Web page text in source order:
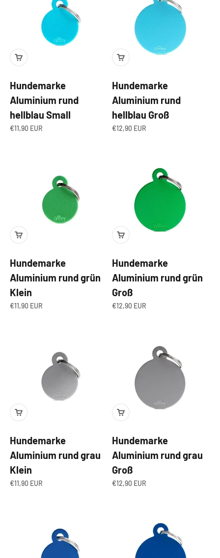
Hundemarke
Aluminium rund
hellblau Small
Angebot
€11,90 EUR
Hundemarke
Aluminium rund
hellblau Groß
Angebot
€12,90 EUR
Hundemarke
Aluminium rund grün
Klein
Angebot
€11,90 EUR
Hundemarke
Aluminium rund grün
Groß
Angebot
€12,90 EUR
Hundemarke
Aluminium rund grau
Klein
Angebot
€11,90 EUR
Hundemarke
Aluminium rund grau
Groß
Angebot
€12,90 EUR